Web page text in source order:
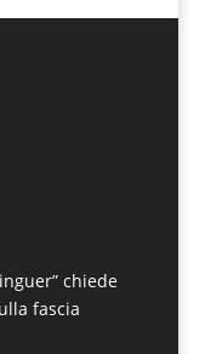
chiede
fascia